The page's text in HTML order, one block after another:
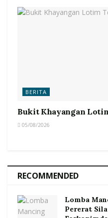
BERITA
Bukit Khayangan
05/08/2026
RECOMMENDED
Lomba
Pererat